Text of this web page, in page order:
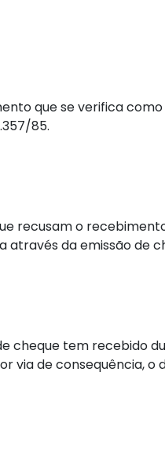
que se verifica
85.
recusam o
através da emissão de
cheque tem recebido
de consequência, o